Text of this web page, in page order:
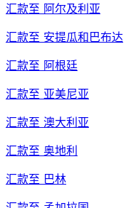
汇款至 阿尔及利亚
汇款至 安提瓜和巴布达
汇款至 阿根廷
汇款至 亚美尼亚
汇款至 澳大利亚
汇款至 奥地利
汇款至 巴林